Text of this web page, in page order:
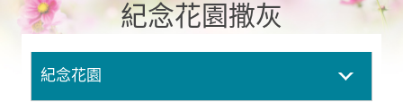
紀念花園撒灰
紀念花園